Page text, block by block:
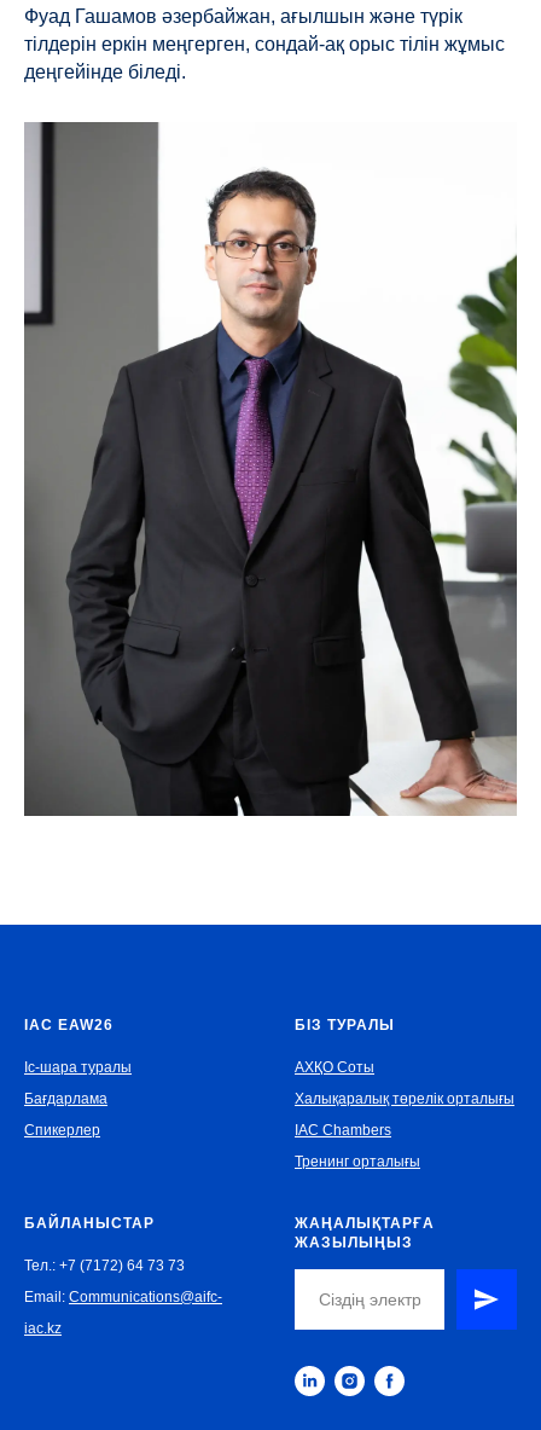
Фуад Гашамов әзербайжан, ағылшын және түрік
тілдерін еркін меңгерген, сондай-ақ орыс тілін жұмыс
деңгейінде біледі.
IAC EAW26
Іс-шара туралы
Бағдарлама
Спикерлер
БІЗ ТУРАЛЫ
АХҚО Соты
Халықаралық төрелік орталығы
IAC Chambers
Тренинг орталығы
БАЙЛАНЫСТАР
Тел.: +7 (7172) 64 73 73
Email: Communications@aifc-
iac.kz
ЖАҢАЛЫҚТАРҒА
ЖАЗЫЛЫҢЫЗ